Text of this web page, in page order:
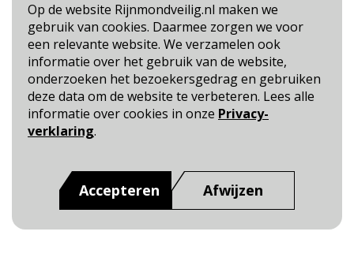
Op de website Rijnmondveilig.nl maken we
gebruik van cookies. Daarmee zorgen we voor
een relevante website. We verzamelen ook
informatie over het gebruik van de website,
onderzoeken het bezoekersgedrag en gebruiken
deze data om de website te verbeteren. Lees alle
informatie over cookies in onze Privacy-
verklaring.
Accepteren Afwijzen
Blijf op de hoogte
Cookie- en Privacybeleid
Toegankelijkheid
Dit is een website van